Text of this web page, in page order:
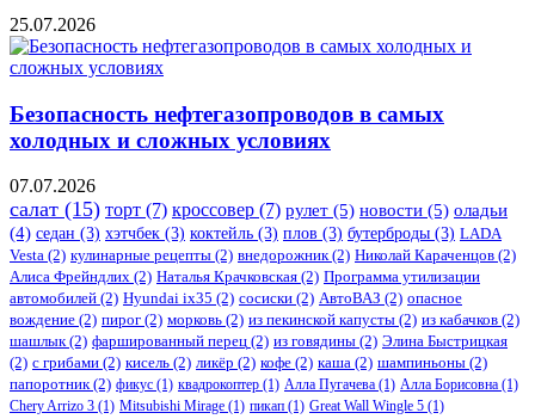
25.07.2026
Безопасность нефтегазопроводов в самых
холодных и сложных условиях
07.07.2026
салат (15) торт (7) кроссовер (7) рулет (5) новости (5) оладьи
(4) седан (3) хэтчбек (3) коктейль (3) плов (3) бутерброды (3) LADA
Vesta (2) кулинарные рецепты (2) внедорожник(2) Николай Караченцов (2)
Алиса Фрейндлих (2) Наталья Крачковская (2) Программа утилизации
автомобилей (2) ​Hyundai ix35 (2) сосиски (2) АвтоВАЗ (2) опасное
вождение (2) пирог (2) морковь (2) из пекинской капусты (2) из кабачков (2)
шашлык(2) фаршированный перец (2) из говядины (2) Элина Быстрицкая
(2) с грибами (2) кисель (2) ликёр (2) кофе (2) каша (2) шампиньоны (2)
папоротник(2) фикус (1) квадрокоптер (1) Алла Пугачева (1) Алла Борисовна (1)
Chery Arrizo 3 (1) Mitsubishi Mirage (1) пикап (1) Great Wall Wingle 5 (1)